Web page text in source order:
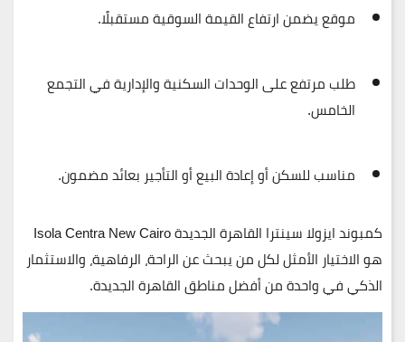
موقع يضمن ارتفاع القيمة السوقية مستقبلًا.
طلب مرتفع على الوحدات السكنية والإدارية في التجمع
الخامس.
مناسب للسكن أو إعادة البيع أو التأجير بعائد مضمون.
كمبوند ايزولا سينترا القاهرة الجديدة Isola Centra New Cairo
هو الاختيار الأمثل لكل من يبحث عن الراحة، الرفاهية، والاستثمار
الذكي في واحدة من أفضل مناطق القاهرة الجديدة.